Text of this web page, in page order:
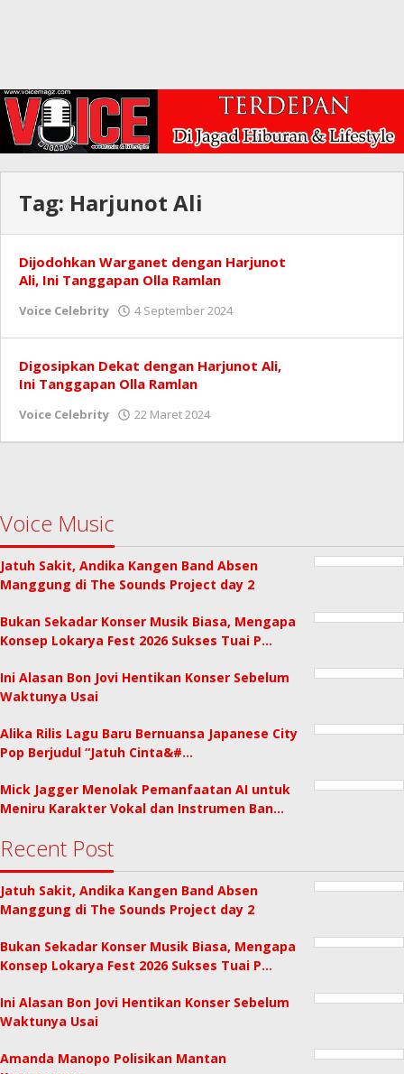
Tag: Harjunot Ali
Dijodohkan Warganet dengan Harjunot
Ali, Ini Tanggapan Olla Ramlan
Voice Celebrity 4 September 2024
Digosipkan Dekat dengan Harjunot Ali,
Ini Tanggapan Olla Ramlan
Voice Celebrity 22 Maret 2024
Voice Music
Jatuh Sakit, Andika Kangen Band Absen
Manggung di The Sounds Project day 2
Bukan Sekadar Konser Musik Biasa, Mengapa
Konsep Lokarya Fest 2026 Sukses Tuai P…
Ini Alasan Bon Jovi Hentikan Konser Sebelum
Waktunya Usai
Alika Rilis Lagu Baru Bernuansa Japanese City
Pop Berjudul “Jatuh Cinta&#…
Mick Jagger Menolak Pemanfaatan AI untuk
Meniru Karakter Vokal dan Instrumen Ban…
Recent Post
Jatuh Sakit, Andika Kangen Band Absen
Manggung di The Sounds Project day 2
Bukan Sekadar Konser Musik Biasa, Mengapa
Konsep Lokarya Fest 2026 Sukses Tuai P…
Ini Alasan Bon Jovi Hentikan Konser Sebelum
Waktunya Usai
Amanda Manopo Polisikan Mantan